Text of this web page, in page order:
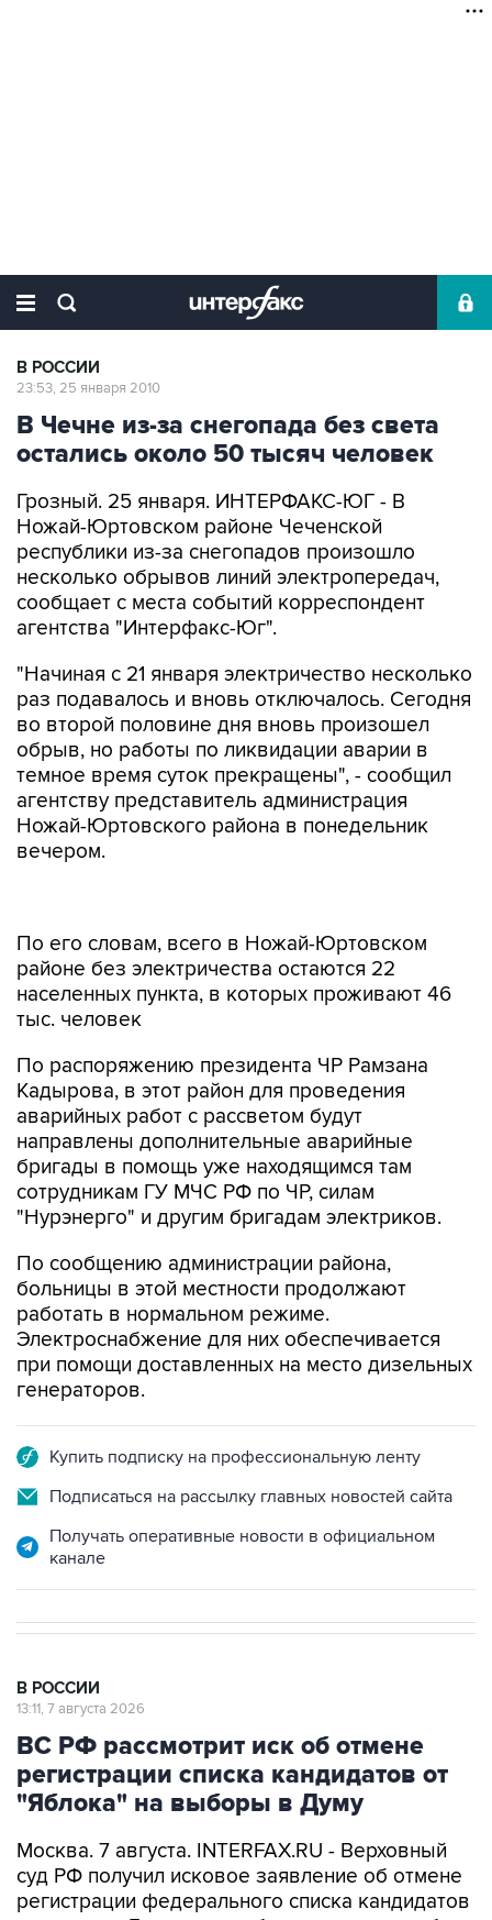
В РОССИИ
23:53, 25 января 2010
В Чечне из-за снегопада без света
остались около 50 тысяч человек
Грозный. 25 января. ИНТЕРФАКС-ЮГ - В
Ножай-Юртовском районе Чеченской
республики из-за снегопадов произошло
несколько обрывов линий электропередач,
сообщает с места событий корреспондент
агентства "Интерфакс-Юг".
"Начиная с 21 января электричество несколько
раз подавалось и вновь отключалось. Сегодня
во второй половине дня вновь произошел
обрыв, но работы по ликвидации аварии в
темное время суток прекращены", - сообщил
агентству представитель администрация
Ножай-Юртовского района в понедельник
вечером.
населенных пункта, в которых проживают 46
тыс. человек
По распоряжению президента ЧР Рамзана
аварийных работ с рассветом будут
направлены дополнительные аварийные
бригады в помощь уже находящимся там
сотрудникам ГУ МЧС РФ по ЧР, силам
"Нурэнерго" и другим бригадам электриков.
По сообщению администрации района,
работать в нормальном режиме.
Электроснабжение для них обеспечивается
при помощи доставленных на место дизельных
генераторов.
Подписаться на рассылку главных новостей сайта
Получать оперативные новости в официальном
ВС РФ рассмотрит иск об отмене
регистрации списка кандидатов от
"Яблока" на выборы в Думу
Москва. 7 августа. INTERFAX.RU - Верховный
регистрации федерального списка кандидатов
в депутаты Госдумы, сообщает пресс-служба
инстанции.